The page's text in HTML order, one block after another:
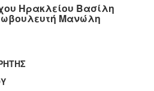
Ηρακλείου Βασίλη
Μανώλη